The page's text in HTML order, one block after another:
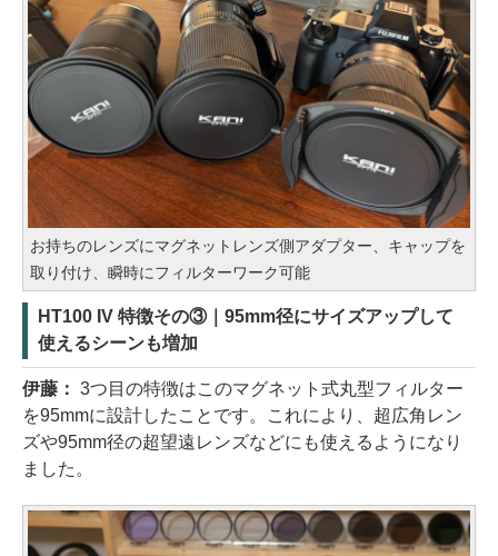
お持ちのレンズにマグネットレンズ側アダプター、キャップを
取り付け、瞬時にフィルターワーク可能
HT100 IV 特徴その③｜95mm径にサイズアップして
使えるシーンも増加
伊藤： 3つ目の特徴はこのマグネット式丸型フィルター
を95mmに設計したことです。これにより、超広角レン
ズや95mm径の超望遠レンズなどにも使えるようになり
ました。